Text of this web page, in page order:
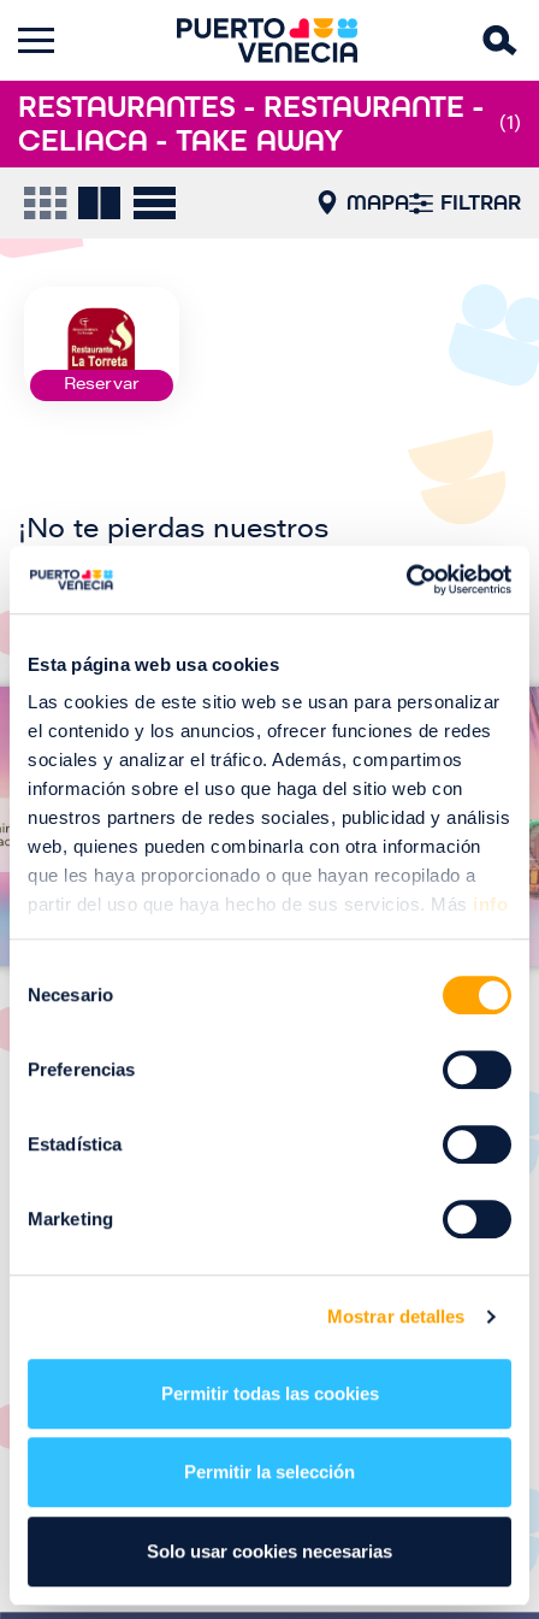
Esta página web usa cookies
Las cookies de este sitio web se usan para personalizar
el contenido y los anuncios, ofrecer funciones de redes
sociales y analizar el tráfico. Además, compartimos
información sobre el uso que haga del sitio web con
nuestros partners de redes sociales, publicidad y análisis
web, quienes pueden combinarla con otra información
que les haya proporcionado o que hayan recopilado a
partir del uso que haya hecho de sus servicios. Más info
Selección
Necesario
Preferencias
Estadística
Marketing
Mostrar detalles
Permitir todas las cookies
Permitir la selección
Solo usar cookies necesarias
RESTAURANTES - RESTAURANTE -
CELIACA - TAKE AWAY
(1)
MAPA FILTRAR
Reservar
¡No te pierdas nuestros
EVENTOS!
Ver todos >
m
a
g
n
I
m
RESTAURANTES
de Puerto Venecia
restaurantes de Puerto Venecia. Descubre las mejores
cada una de nuestras marcas. Sus datos de contacto y
también un plano de los restaurantes para que
consultar o el alfabeto desplegable para navegar por